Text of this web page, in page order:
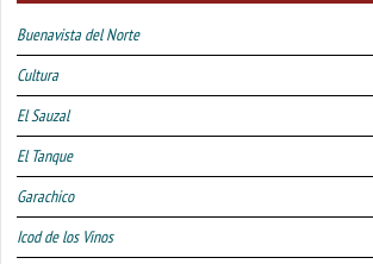
Buenavista del Norte
Cultura
El Sauzal
El Tanque
Garachico
Icod de los Vinos